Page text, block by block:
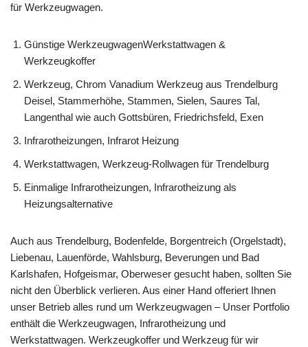
für Werkzeugwagen.
Günstige WerkzeugwagenWerkstattwagen &
Werkzeugkoffer
Werkzeug, Chrom Vanadium Werkzeug aus Trendelburg
Deisel, Stammerhöhe, Stammen, Sielen, Saures Tal,
Langenthal wie auch Gottsbüren, Friedrichsfeld, Exen
Infrarotheizungen, Infrarot Heizung
Werkstattwagen, Werkzeug-Rollwagen für Trendelburg
Einmalige Infrarotheizungen, Infrarotheizung als
Heizungsalternative
Auch aus Trendelburg, Bodenfelde, Borgentreich (Orgelstadt),
Liebenau, Lauenförde, Wahlsburg, Beverungen und Bad
Karlshafen, Hofgeismar, Oberweser gesucht haben, sollten Sie
nicht den Überblick verlieren. Aus einer Hand offeriert Ihnen
unser Betrieb alles rund um Werkzeugwagen – Unser Portfolio
enthält die Werkzeugwagen, Infrarotheizung und
Werkstattwagen. Werkzeugkoffer und Werkzeug für wir